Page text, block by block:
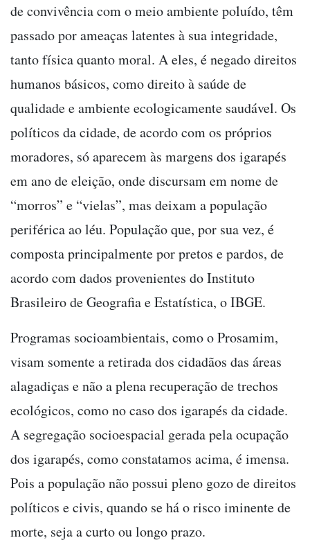
de convivência com o meio ambiente poluído, têm
passado por ameaças latentes à sua integridade,
tanto física quanto moral. A eles, é negado direitos
humanos básicos, como direito à saúde de
qualidade e ambiente ecologicamente saudável. Os
políticos da cidade, de acordo com os próprios
moradores, só aparecem às margens dos igarapés
em ano de eleição, onde discursam em nome de
“morros” e “vielas”, mas deixam a população
periférica ao léu. População que, por sua vez, é
composta principalmente por pretos e pardos, de
acordo com dados provenientes do Instituto
Brasileiro de Geografia e Estatística, o IBGE.
Programas socioambientais, como o Prosamim,
visam somente a retirada dos cidadãos das áreas
alagadiças e não a plena recuperação de trechos
ecológicos, como no caso dos igarapés da cidade.
A segregação socioespacial gerada pela ocupação
dos igarapés, como constatamos acima, é imensa.
Pois a população não possui pleno gozo de direitos
políticos e civis, quando se há o risco iminente de
morte, seja a curto ou longo prazo.